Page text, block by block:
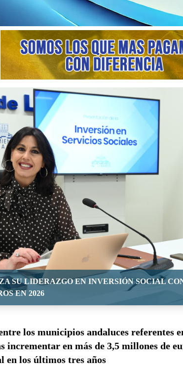
SU LIDERAZGO EN INVERSIÓN SOCIAL
EN 2026
los municipios andaluces referentes
incrementar en más de 3,5 millones de
en los últimos tres años